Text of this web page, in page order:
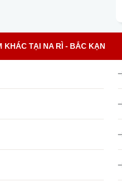
KHÁC TẠI NA RÌ - BẮC KẠN